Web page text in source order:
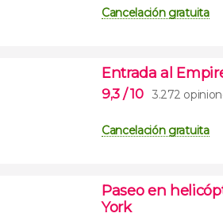
Cancelación gratuita
Entrada al
9,3 / 10 3.272
Cancelación gratuita
Paseo en
York